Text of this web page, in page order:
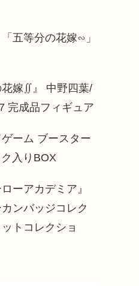
五等分の花嫁∽」
嫁∬』 中野四葉/
完成品フィギュア
ーム ブースター
入りBOX
ーアカデミア』
ンバッジコレク
トコレクショ